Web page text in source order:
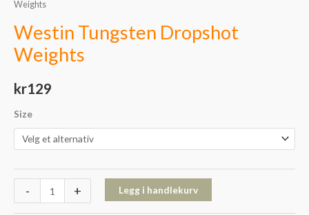
Weights
Westin Tungsten Dropshot
Weights
kr129
Size
- + Legg i handlekurv